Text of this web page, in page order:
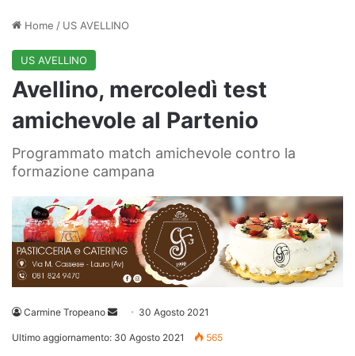
Home / US AVELLINO
US AVELLINO
Avellino, mercoledì test
amichevole al Partenio
Programmato match amichevole contro la
formazione campana
Carmine Tropeano
Invia 30 Agosto 2021
Ultimo aggiornamento: 30 Agosto 2021 565